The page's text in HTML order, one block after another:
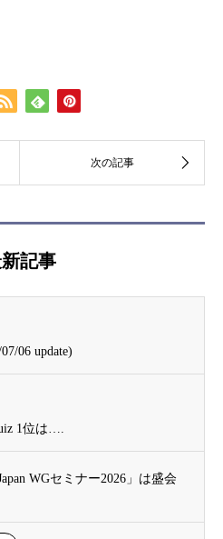
記事
06 update)
1位は….
WGセミナー2026」は盛会